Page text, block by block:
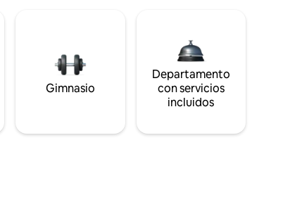
Gimnasio
Departamento
con servicios
incluidos